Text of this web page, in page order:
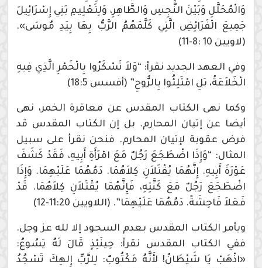
وَالْمُحَلَّلِ وَبَيْنَ النَّجِسِ وَالطَّاهِرِ، وَلِتَعْلِيمِ بَنِي إِسْرَائِيلَ
جَمِيعَ الْفَرَائِضِ الَّتِي كَلَّمَهُمُ الرَّبُّ بِهَا بِيَدِ مُوسَى».
(لاويين 10 :8-11)
وفي العهد الجديد نقرأ: “وَلاَ تَسْكَرُوا بِالْخَمْرِ الَّذِي فِيهِ
الْخَلاَعَةُ، بَلِ امْتَلِئُوا بِالرُّوحِ” (أفسس 18:5)
وكما نهى الكتاب المقدس عن معاقرة الخمر، نهى
أيضا عن إتيان المحارم. بل إن الكتاب المقدس قد
فرض عقوبة لإتيان المحارم. فنحن نقرأ على سبيل
المثال: “وَإِذَا اضْطَجَعَ رَجُلٌ مَعَ امْرَأَةِ أَبِيهِ، فَقَدْ كَشَفَ
عَوْرَةَ أَبِيهِ. إِنَّهُمَا يُقْتَلاَنِ كِلاَهُمَا. دَمُهُمَا عَلَيْهِمَا. وَإِذَا
اضْطَجَعَ رَجُلٌ مَعَ كَنَّتِهِ، فَإِنَّهُمَا يُقْتَلاَنِ كِلاَهُمَا. قَدْ
فَعَلاَ فَاحِشَةً. دَمُهُمَا عَلَيْهِمَا”. (اللاويين 11:20-12)
ويأمر الكتاب المقدس بعدم السجود إلا لله عز وجل.
ففي الكتاب المقدس نقرأ: حِينَئِذٍ قَالَ لَهُ يَسُوعُ:
«اذْهَبْ يَا شَيْطَانُ! لأَنَّهُ مَكْتُوبٌ: لِلرَّبِّ إِلهِكَ تَسْجُدُ